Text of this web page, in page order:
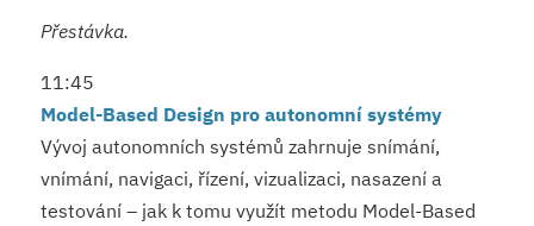
Přestávka.
11:45
Model-Based Design pro autonomní systémy
Vývoj autonomních systémů zahrnuje snímání,
vnímání, navigaci, řízení, vizualizaci, nasazení a
testování – jak k tomu využít metodu Model-Based